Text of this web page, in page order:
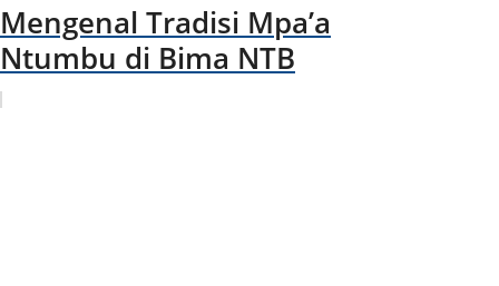
Mengenal Tradisi Mpa’a
Ntumbu di Bima NTB